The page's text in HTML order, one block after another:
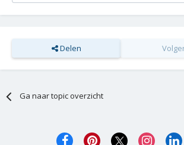
Delen
Ga naar topic overzicht